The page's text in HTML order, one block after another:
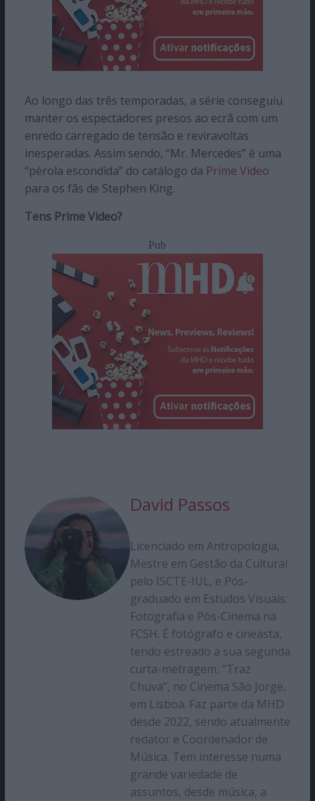
Ao longo das três temporadas, a série conseguiu
manter os espectadores presos ao ecrã com um
enredo carregado de tensão e reviravoltas
inesperadas. Assim sendo, “Mr. Mercedes” é uma
“pérola escondida” do catálogo da Prime Video
para os fãs de Stephen King.
Tens Prime Video?
Pub
David Passos
Licenciado em Antropologia,
Mestre em Gestão da Cultural
pelo ISCTE-IUL, e Pós-
graduado em Estudos Visuais:
Fotografia e Pós-Cinema na
FCSH. É fotógrafo e cineasta,
tendo estreado a sua segunda
curta-metragem, “Traz
Chuva”, no Cinema São Jorge,
em Lisboa. Faz parte da MHD
desde 2022, sendo atualmente
redator e Coordenador de
Música. Tem interesse numa
grande variedade de
assuntos, desde música, a